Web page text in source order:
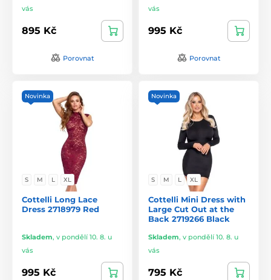
vás
895 Kč
Porovnat
vás
995 Kč
Porovnat
Novinka
S M L XL
Cottelli Long Lace
Dress 2718979 Red
Skladem, v pondělí 10. 8. u
vás
995 Kč
Novinka
S M L XL
Cottelli Mini Dress with
Large Cut Out at the
Back 2719266 Black
Skladem, v pondělí 10. 8. u
vás
795 Kč